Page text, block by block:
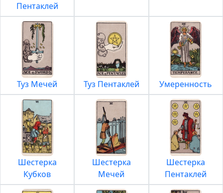
Пентаклей
Туз Мечей Туз Пентаклей Умеренность
Шестерка
Кубков
Шестерка
Мечей
Шестерка
Пентаклей